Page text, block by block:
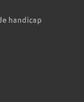
handicap